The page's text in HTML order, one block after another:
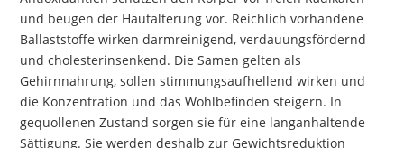
und beugen der Hautalterung vor. Reichlich vorhandene
Ballaststoffe wirken darmreinigend, verdauungsfördernd
und cholesterinsenkend. Die Samen gelten als
Gehirnnahrung, sollen stimmungsaufhellend wirken und
die Konzentration und das Wohlbefinden steigern. In
gequollenen Zustand sorgen sie für eine langanhaltende
Sättigung. Sie werden deshalb zur Gewichtsreduktion